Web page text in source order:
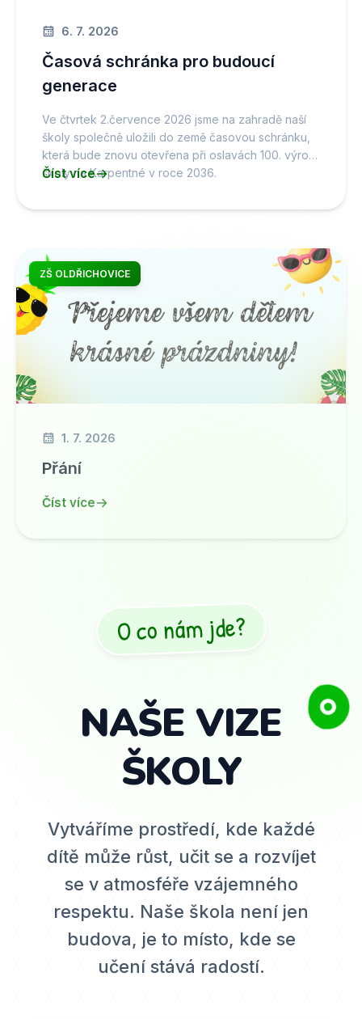
6. 7. 2026
Časová schránka pro budoucí
generace
Ve čtvrtek 2.července 2026 jsme na zahradě naší
školy společně uložili do země časovou schránku,
která bude znovu otevřena při oslavách 100. výročí
školy na Karpentné v roce 2036.
Číst více
ZŠ OLDŘICHOVICE
1. 7. 2026
Přání
Číst více
O co nám jde?
NAŠE VIZE
ŠKOLY
Vytváříme prostředí, kde každé
dítě může růst, učit se a rozvíjet
se v atmosféře vzájemného
respektu. Naše škola není jen
budova, je to místo, kde se
učení stává radostí.